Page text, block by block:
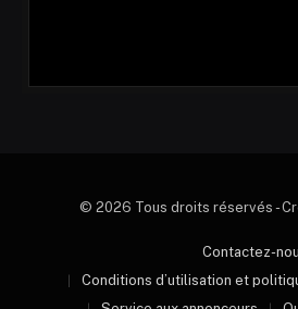
© 2026 Tous droits réservés -
Contactez-
Conditions d’utilisation et